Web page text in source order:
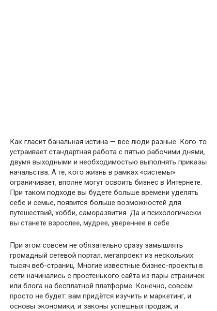
Как гласит банальная истина — все люди разные. Кого-то
устраивает стандартная работа с пятью рабочими днями,
двумя выходными и необходимостью выполнять приказы
начальства. А те, кого жизнь в рамках «системы»
ограничивает, вполне могут освоить бизнес в Интернете.
При таком подходе вы будете больше времени уделять
себе и семье, появится больше возможностей для
путешествий, хобби, саморазвития. Да и психологически
вы станете взрослее, мудрее, увереннее в себе.
При этом совсем не обязательно сразу замышлять
громадный сетевой портал, мегапроект из нескольких
тысяч веб-страниц. Многие известные бизнес-проекты в
сети начинались с простенького сайта из пары страничек
или блога на бесплатной платформе. Конечно, совсем
просто не будет: вам придётся изучить и маркетинг, и
основы экономики, и законы успешных продаж, и